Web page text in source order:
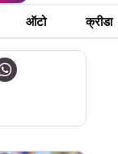
ऑटो क्रीडा